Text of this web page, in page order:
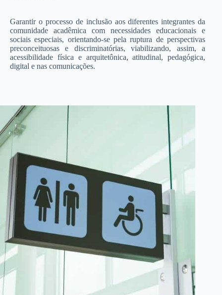
Garantir o processo de inclusão aos diferentes integrantes da
comunidade acadêmica com necessidades educacionais e
sociais especiais, orientando-se pela ruptura de perspectivas
preconceituosas e discriminatórias, viabilizando, assim, a
acessibilidade física e arquitetônica, atitudinal, pedagógica,
digital e nas comunicações.